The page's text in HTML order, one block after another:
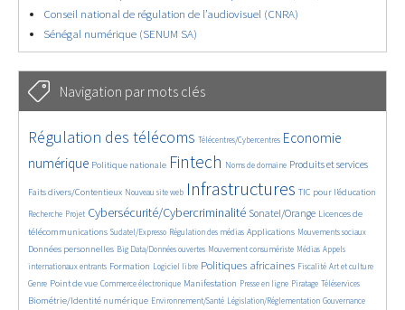
Conseil national de régulation de l’audiovisuel (CNRA)
Sénégal numérique (SENUM SA)
Navigation par mots clés
4909/5879
Régulation des télécoms
355/5879 Télécentres/Cybercentres
3886/5879
Economie
numérique
1933/5879 Politique nationale
5461/5879 Fintech
697/5879 Noms de domaine
2523/5879 Produits et services
1617/5879
Faits divers/Contentieux Nouveau site web Infrastructures TIC pour l’éducation
Recherche
264/5879Projet
3644/5879 Cybersécurité/Cybercriminalité
2336/5879 Sonatel/Orange
1683/5879
Licences de
télécommunications
298/5879 Sudatel/Expresso
1050/5879 Régulation des médias
1598/5879 Applications
1126/5879 Mouvements sociaux
1731/5879
Données personnelles
143/5879 Big Data/Données ouvertes
629/5879 Mouvement consumériste
389/5879 Médias
682/5879
Appels
internationaux entrants
1801/5879 Formation
106/5879 Logiciel libre
2702/5879 Politiques africaines
1164/5879 Fiscalité
184/5879 Art et culture
610/5879
Genre
1916/5879Point de vue
1091/5879 Commerce électronique
1687/5879 Manifestation
344/5879 Presse en ligne
129/5879 Piratage
210/5879 Téléservices
1271/5879
Biométrie/Identité numérique
389/5879 Environnement/Santé
355/5879 Législation/Réglementation
394/5879 Gouvernance
1935/5879